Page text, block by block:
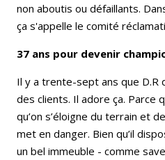
non aboutis ou défaillants.
ça s'appelle le comité
37 ans pour devenir
Il y a trente-sept ans que D.R
des clients. Il adore ça. Parce
qu’on s’éloigne du terrain et
met en danger. Bien qu’il
un bel immeuble - comme